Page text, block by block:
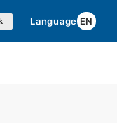
Language EN